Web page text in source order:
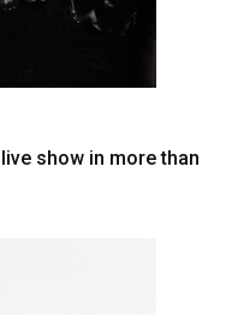
show in more than